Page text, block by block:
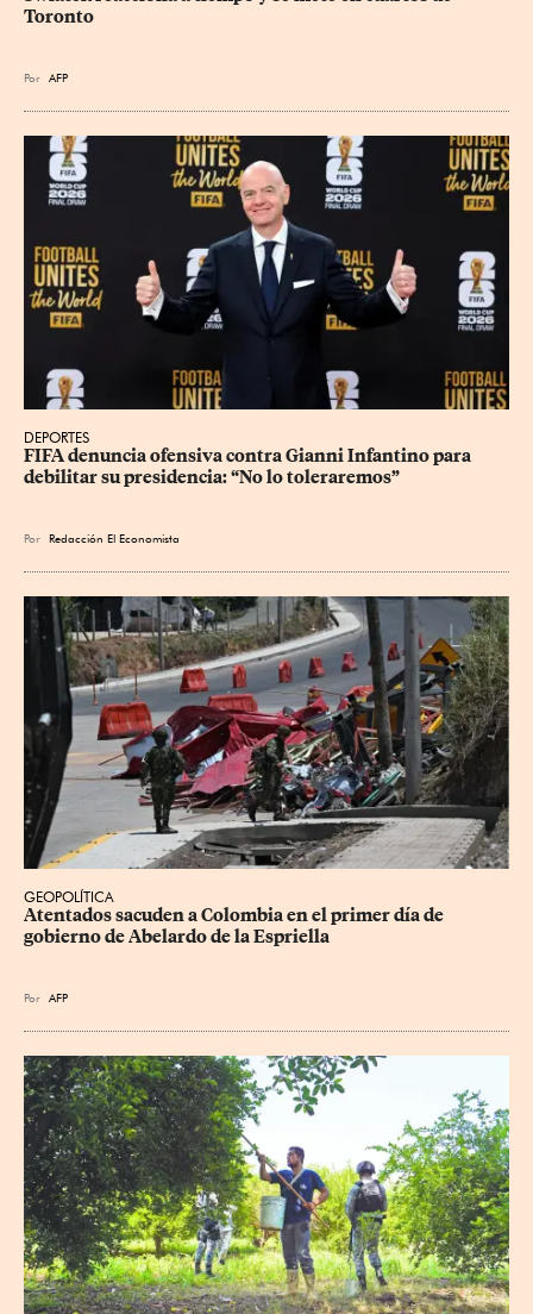
Toronto
Por AFP
DEPORTES
FIFA denuncia ofensiva contra Gianni Infantino para
debilitar su presidencia: “No lo toleraremos”
Por Redacción El Economista
GEOPOLÍTICA
Atentados sacuden a Colombia en el primer día de
gobierno de Abelardo de la Espriella
Por AFP